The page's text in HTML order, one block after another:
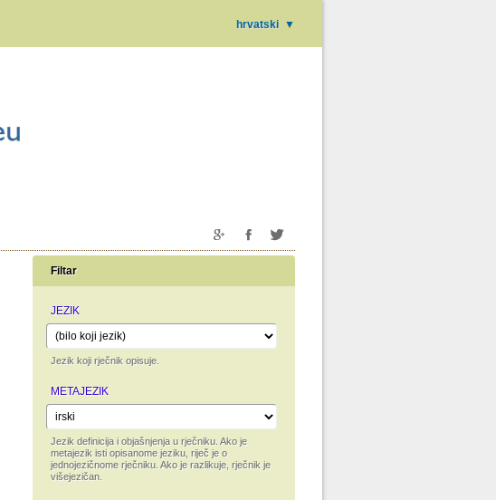
hrvatski ▼
Filtar
JEZIK
Jezik koji rječnik opisuje.
METAJEZIK
Jezik definicija i objašnjenja u rječniku. Ako je
metajezik isti opisanome jeziku, riječ je o
jednojezičnome rječniku. Ako je razlikuje, rječnik je
višejezičan.